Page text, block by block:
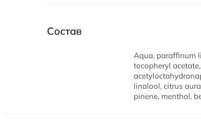
Состав
Aqua, paraffinum
tocopheryl
linalool, citrus
pinene, menthol,